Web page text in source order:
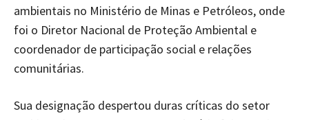
ambientais no Ministério de Minas e Petróleos, onde
foi o Diretor Nacional de Proteção Ambiental e
coordenador de participação social e relações
comunitárias.
Sua designação despertou duras críticas do setor